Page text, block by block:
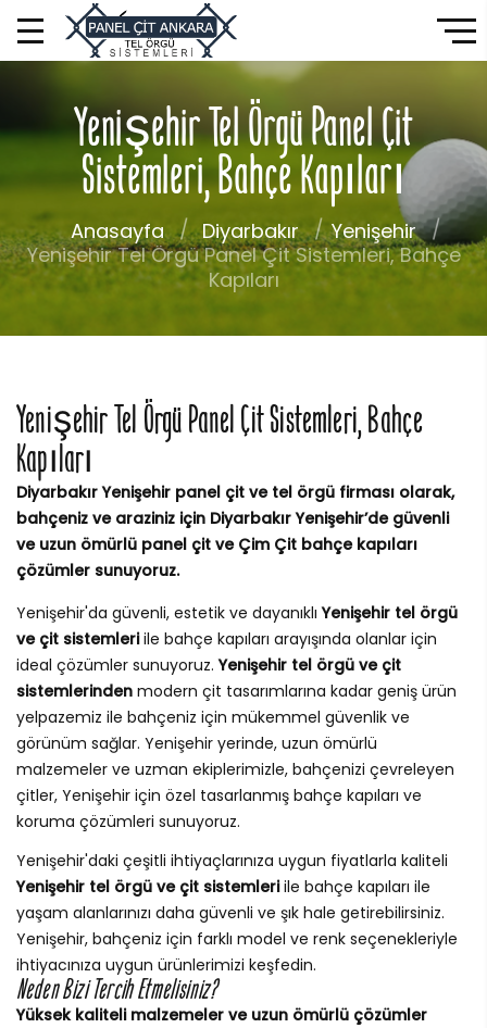
Yenişehir Tel Örgü Panel Çit
Sistemleri, Bahçe Kapıları
Anasayfa Diyarbakır
Yenişehir
Yenişehir Tel Örgü Panel Çit Sistemleri, Bahçe
Kapıları
Yenişehir Tel Örgü Panel Çit Sistemleri, Bahçe
Kapıları
Diyarbakır Yenişehir panel çit ve tel örgü firması olarak,
bahçeniz ve araziniz için Diyarbakır Yenişehir’de güvenli
ve uzun ömürlü panel çit ve Çim Çit bahçe kapıları
çözümler sunuyoruz.
Yenişehir'da güvenli, estetik ve dayanıklıYenişehir tel örgü
ve çit sistemleriile bahçe kapıları arayışında olanlar için
ideal çözümler sunuyoruz.Yenişehir tel örgü ve çit
sistemlerinden modern çit tasarımlarına kadar geniş ürün
yelpazemiz ile bahçeniz için mükemmel güvenlik ve
görünüm sağlar. Yenişehir yerinde, uzun ömürlü
malzemeler ve uzman ekiplerimizle, bahçenizi çevreleyen
çitler, Yenişehir için özel tasarlanmış bahçe kapıları ve
koruma çözümleri sunuyoruz.
Yenişehir'daki çeşitli ihtiyaçlarınıza uygun fiyatlarla kaliteli
Yenişehir tel örgü ve çit sistemleriile bahçe kapıları ile
yaşam alanlarınızı daha güvenli ve şık hale getirebilirsiniz.
Yenişehir, bahçeniz için farklı model ve renk seçenekleriyle
ihtiyacınıza uygun ürünlerimizi keşfedin.
Neden Bizi Tercih Etmelisiniz?
Yüksek kaliteli malzemeler ve uzun ömürlü çözümler